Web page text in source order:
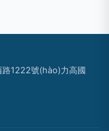
路1222號(hào)力高國